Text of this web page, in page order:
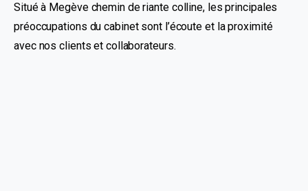
Situé à Megève chemin de riante colline, les principales
préoccupations du cabinet sont l’écoute et la proximité
avec nos clients et collaborateurs.